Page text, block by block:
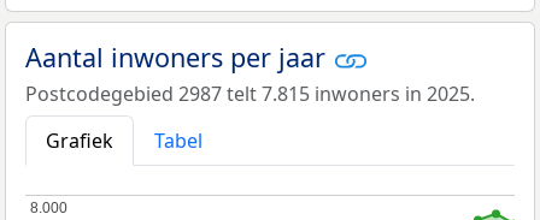
Aantal inwoners per jaar
Postcodegebied 2987 telt 7.815 inwoners in 2025.
Grafiek
Tabel
8.000
8.000